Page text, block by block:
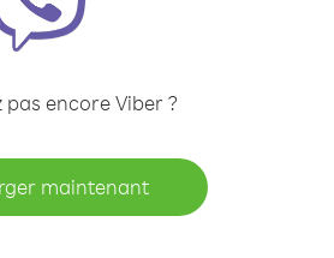
pas encore Viber ?
maintenant